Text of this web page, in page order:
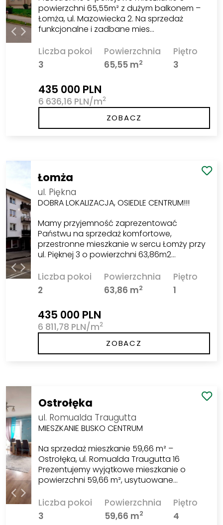
powierzchni 65,55m² z dużym balkonem –
Łomża, ul. Mazowiecka 2. Na sprzedaż
funkcjonalne i zadbane mies…
Liczba pokoi
3
Powierzchnia
65,55 m2
Piętro
3
435 000 PLN
6 636,16 PLN/m2
ZOBACZ
Łomża
ul. Piękna
DOBRA LOKALIZACJA, OSIEDLE CENTRUM!!!
Mamy przyjemność zaprezentować
Państwu na sprzedaż komfortowe,
przestronne mieszkanie w sercu Łomży przy
ul. Pięknej 3 o powierzchni 63,86m2…
Liczba pokoi
2
Powierzchnia
63,86 m2
Piętro
1
435 000 PLN
6 811,78 PLN/m2
ZOBACZ
Ostrołęka
ul. Romualda Traugutta
MIESZKANIE BLISKO CENTRUM
Na sprzedaż mieszkanie 59,66 m² –
Ostrołęka, ul. Romualda Traugutta 16
Prezentujemy wyjątkowe mieszkanie o
powierzchni 59,66 m², usytuowane…
Liczba pokoi
3
Powierzchnia
59,66 m2
Piętro
4